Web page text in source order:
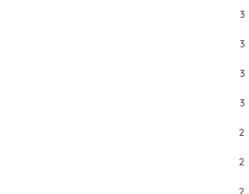
3
3
3
3
2
2
2